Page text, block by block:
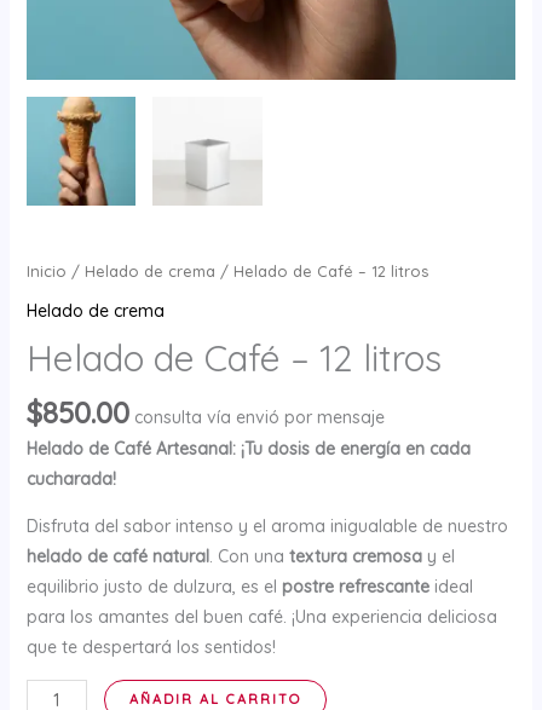
Inicio / Helado de crema / Helado de Café – 12 litros
Helado de crema
Helado de Café – 12 litros
$850.00 consulta vía envió por mensaje
Helado de Café Artesanal: ¡Tu dosis de energía en cada
cucharada!
Disfruta del sabor intenso y el aroma inigualable de nuestro
helado de café natural. Con una textura cremosay el
equilibrio justo de dulzura, es el postre refrescanteideal
para los amantes del buen café. ¡Una experiencia deliciosa
que te despertará los sentidos!
Helado
AÑADIR AL CARRITO